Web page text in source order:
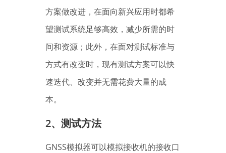
方案做改进，在面向新兴应用时都希
望测试系统足够高效，减少所需的时
间和资源；此外，在面对测试标准与
方式有改变时，现有测试方案可以快
速迭代、改变并无需花费大量的成
本。
2、 测试方法
GNSS模拟器可以模拟接收机的接收口